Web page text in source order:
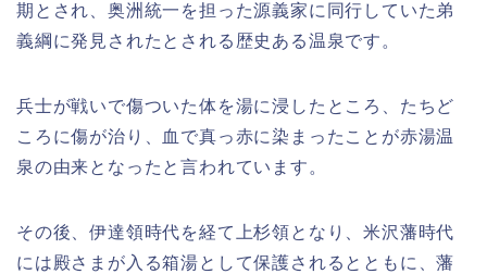
期とされ、奥洲統一を担った源義家に同行していた弟
義綱に発見されたとされる歴史ある温泉です。
兵士が戦いで傷ついた体を湯に浸したところ、たちど
ころに傷が治り、血で真っ赤に染まったことが赤湯温
泉の由来となったと言われています。
その後、伊達領時代を経て上杉領となり、米沢藩時代
には殿さまが入る箱湯として保護されるとともに、藩